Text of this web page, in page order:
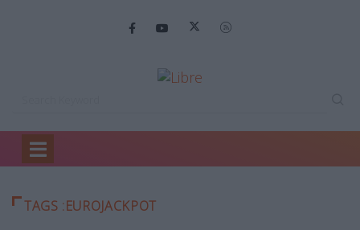
Home
TAGS :EUROJACKPOT